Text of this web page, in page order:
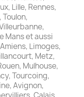
Lille, Rennes,
Mans et aussi
Limoges,
Metz,
Mulhouse,
Tourcoing,
Avignon,